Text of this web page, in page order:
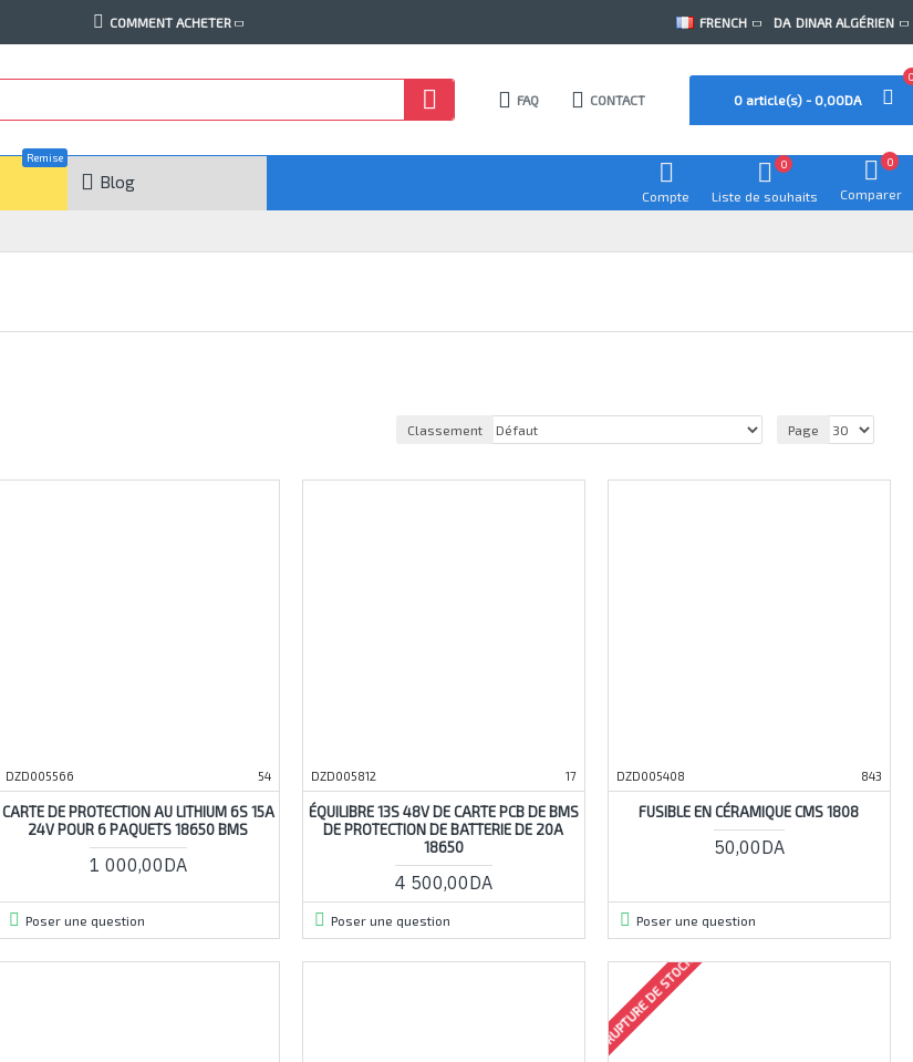
COMMENT ACHETER FRENCH DA DINAR ALGÉRIEN
FAQ CONTACT 0 article(s) - 0,00DA
Remise
Blog
Compte Liste de souhaits
0
Comparer
0
Classement Page
DZD005566 54
CARTE DE PROTECTION AU LITHIUM 6S 15A
24V POUR 6 PAQUETS 18650 BMS
1 000,00DA
Poser une question
DZD005812 17
ÉQUILIBRE 13S 48V DE CARTE PCB DE BMS
DE PROTECTION DE BATTERIE DE 20A
18650
4 500,00DA
Poser une question
DZD005408 843
FUSIBLE EN CÉRAMIQUE CMS 1808
50,00DA
Poser une question
RUPTURE DE STOCK